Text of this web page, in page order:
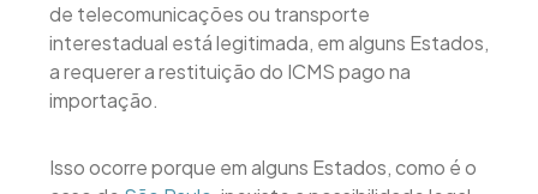
de telecomunicações ou transporte
interestadual está legitimada, em alguns Estados,
a requerer a restituição do ICMS pago na
importação.
Isso ocorre porque em alguns Estados, como é o